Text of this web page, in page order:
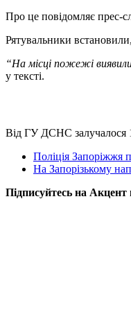
Про це повідомляє прес-
Рятувальники
“На місці пожежі
у тексті.
Від ГУ ДСНС залучалося
Поліція Запоріжжя
На Запорізькому
Підписуйтесь на Акцент